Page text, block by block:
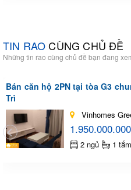
TIN RAOCÙNG CHỦ ĐỀ
Những tin rao cùng chủ đề bạn đang
Bán căn hộ 2PN tại tòa G3
Trì
Vinhomes
2 ngủ 1 tắm